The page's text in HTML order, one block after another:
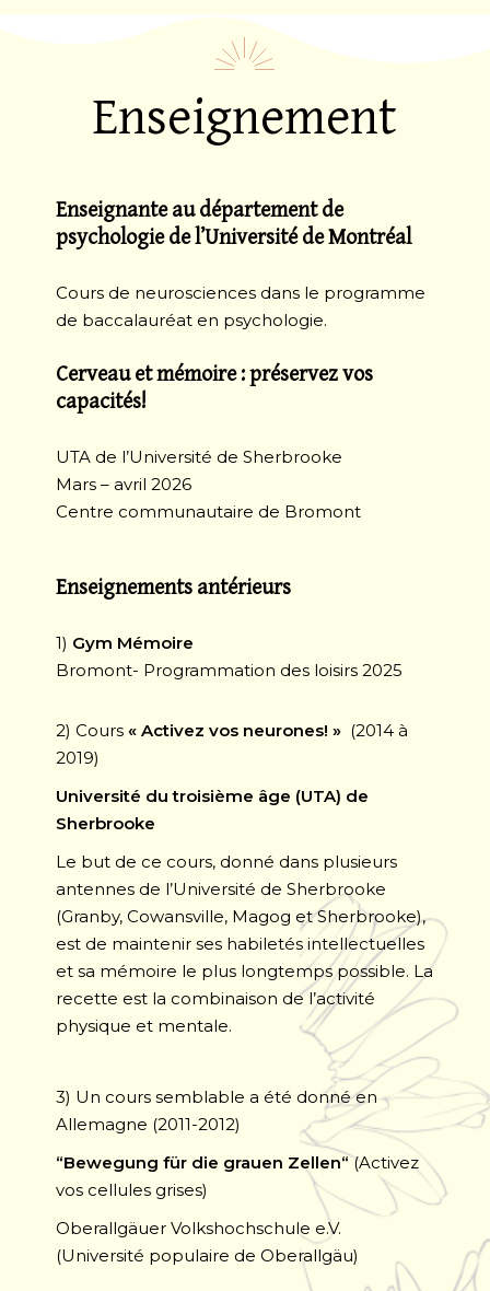
Enseignement
Enseignante au département de
psychologie de l’Université de Montréal
Cours de neurosciences dans le programme
de baccalauréat en psychologie.
Cerveau et mémoire : préservez vos
capacités!
UTA de l’Université de Sherbrooke
Mars – avril 2026
Centre communautaire de Bromont
Enseignements antérieurs
1) Gym Mémoire
Bromont- Programmation des loisirs 2025
2) Cours« Activez vos neurones! » (2014 à
2019)
Université du troisième âge (UTA) de
Sherbrooke
Le but de ce cours, donné dans plusieurs
antennes de l’Université de Sherbrooke
(Granby, Cowansville, Magog et Sherbrooke),
est de maintenir ses habiletés intellectuelles
et sa mémoire le plus longtemps possible. La
recette est la combinaison de l’activité
physique et mentale.
3) Un cours semblable a été donné en
Allemagne (2011-2012)
“Bewegung für die grauen Zellen“(Activez
vos cellules grises)
Oberallgäuer Volkshochschule e.V.
(Université populaire de Oberallgäu)